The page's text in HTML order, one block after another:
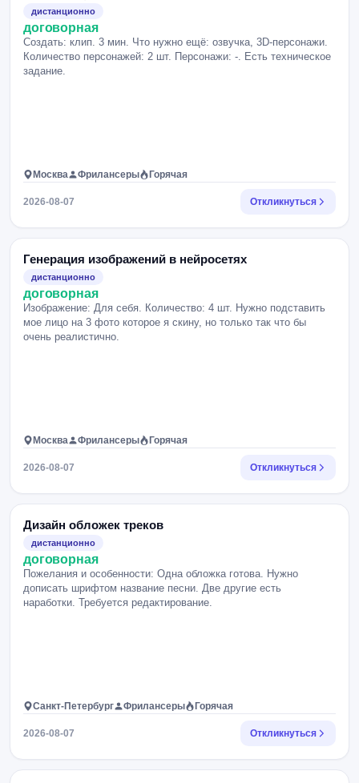
дистанционно
договорная
Создать: клип. 3 мин. Что нужно ещё: озвучка, 3D-персонажи.
Количество персонажей: 2 шт. Персонажи: -. Есть техническое
задание.
Москва Фрилансеры Горячая
2026-08-07 Откликнуться
Генерация изображений в нейросетях
дистанционно
договорная
Изображение: Для себя. Количество: 4 шт. Нужно подставить
мое лицо на 3 фото которое я скину, но только так что бы
очень реалистично.
Москва Фрилансеры Горячая
2026-08-07 Откликнуться
Дизайн обложек треков
дистанционно
договорная
Пожелания и особенности: Одна обложка готова. Нужно
дописать шрифтом название песни. Две другие есть
наработки. Требуется редактирование.
Санкт-Петербург Фрилансеры Горячая
2026-08-07 Откликнуться